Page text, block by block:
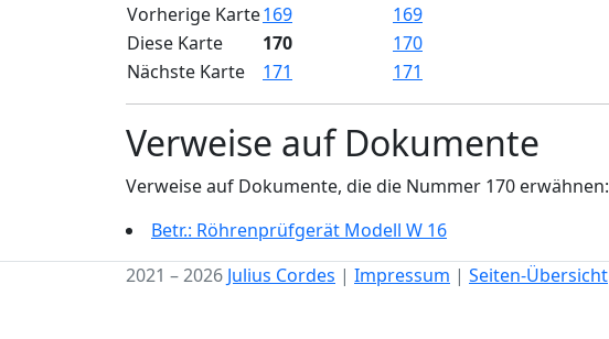
Vorherige Karte169
169
Diese Karte
170
170
Nächste Karte
171 171
Verweise auf Dokumente
Verweise auf Dokumente, die die Nummer 170 erwähnen:
Betr.: Röhrenprüfgerät Modell W 16
2021 – 2026 Julius Cordes | Impressum | Seiten-Übersicht